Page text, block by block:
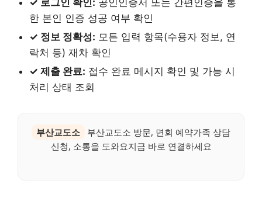
✓ 로그인 확인: 공인인증서 또는 간편인증을 통
한 본인 인증 성공 여부 확인
✓ 정보 정확성: 모든 입력 항목(수용자 정보, 연
락처 등) 재차 확인
✓ 제출 완료: 접수 완료 메시지 확인 및 가능 시
처리 상태 조회
부산교도소
부산교도소 방문, 면회 예약가족 상담
신청, 소통을 도와요지금 바로 연결하세요